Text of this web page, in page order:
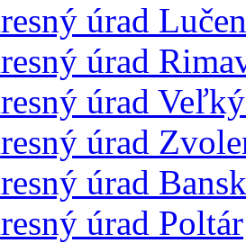
úrad
úrad
úrad
úrad
úrad
úrad Poltár